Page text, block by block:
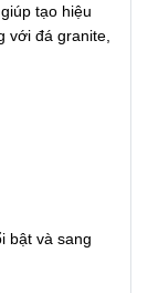
tạo hiệu
với đá granite,
bật và sang